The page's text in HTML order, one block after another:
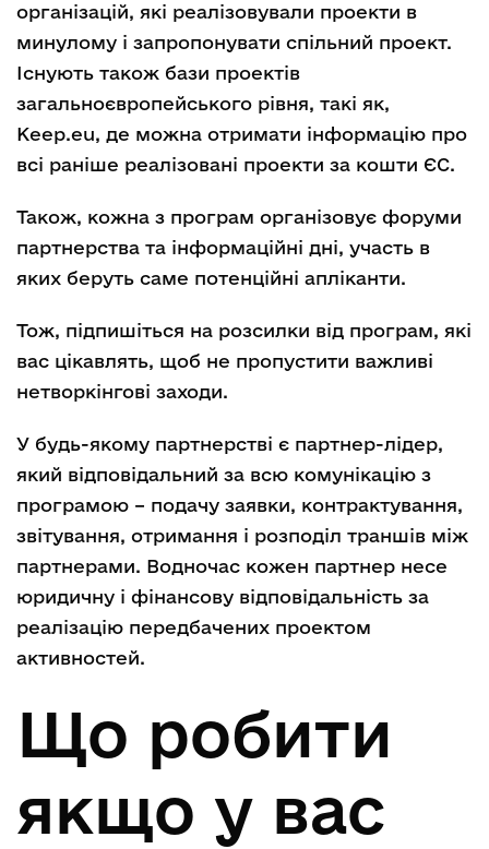
організацій, які реалізовували проекти в
минулому і запропонувати спільний проект.
Існують також бази проектів
загальноєвропейського рівня, такі як,
Keep.eu, де можна отримати інформацію про
всі раніше реалізовані проекти за кошти ЄС.
Також, кожна з програм організовує форуми
партнерства та інформаційні дні, участь в
яких беруть саме потенційні апліканти.
Тож, підпишіться на розсилки від програм, які
вас цікавлять, щоб не пропустити важливі
нетворкінгові заходи.
У будь-якому партнерстві є партнер-лідер,
який відповідальний за всю комунікацію з
програмою – подачу заявки, контрактування,
звітування, отримання і розподіл траншів між
партнерами. Водночас кожен партнер несе
юридичну і фінансову відповідальність за
реалізацію передбачених проектом
активностей.
Що робити
якщо у вас